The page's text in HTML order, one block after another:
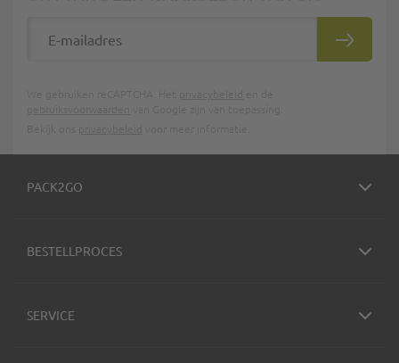
PACK2GO
BESTELLPROCES
SERVICE